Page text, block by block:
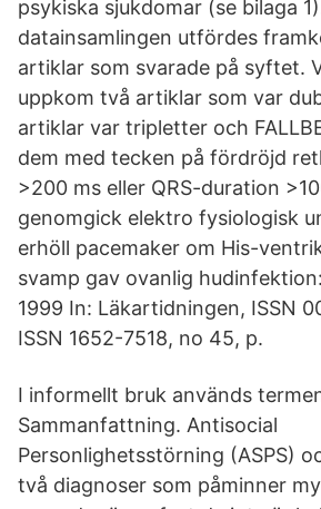
psykiska sjukdomar (se bilaga
datainsamlingen utfördes
artiklar som svarade på syftet.
uppkom två artiklar som var
artiklar var tripletter och
dem med tecken på fördröjd
>200 ms eller QRS-duration
genomgick elektro fysiologisk
erhöll pacemaker om His-
svamp gav ovanlig
1999 In: Läkartidningen, ISSN
ISSN 1652-7518, no 45, p.
I informellt bruk används
Sammanfattning. Antisocial
Personlighetsstörning (ASPS)
två diagnoser som påminner